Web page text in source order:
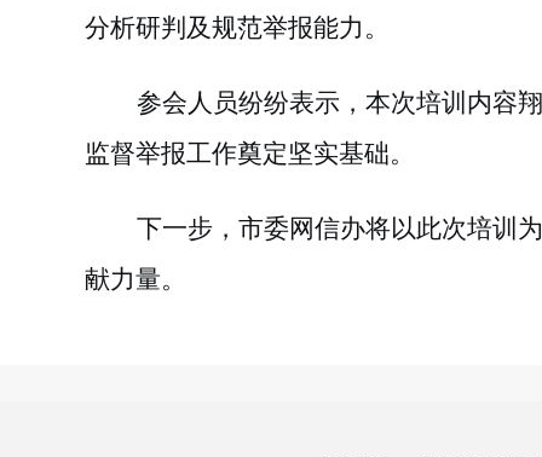
分析研判及规范举报能力。
参会人员纷纷表示，本次培训内容
监督举报工作奠定坚实基础。
下一步，市委网信办将以此次培训
献力量。